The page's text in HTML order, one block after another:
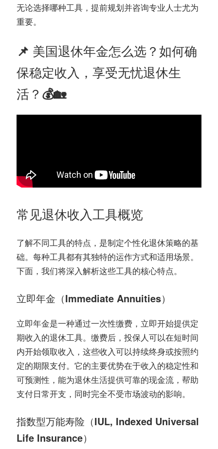
无论选择哪种工具，提前规划并咨询专业人士尤为
重要。
📌 美国退休年金怎么选？如何确
保稳定收入，享受无忧退休生
活？💰🏡
常见退休收入工具概览
了解不同工具的特点，是制定个性化退休策略的基
础。每种工具都有其独特的运作方式和适用场景。
下面，我们将深入解析这些工具的核心特点。
立即年金（Immediate Annuities）
立即年金是一种通过一次性缴费，立即开始提供定
期收入的退休工具。缴费后，投保人可以在短时间
内开始领取收入，这些收入可以持续终身或按照约
定的期限支付。它的主要优势在于收入的稳定性和
可预测性，能为退休生活提供可靠的现金流，帮助
支付日常开支，同时完全不受市场波动的影响。
指数型万能寿险（IUL, Indexed Universal
Life Insurance）